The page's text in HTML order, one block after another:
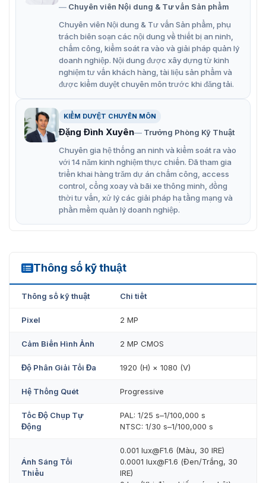
Chuyên viên Nội dung & Tư vấn Sản phẩm
Chuyên viên Nội dung & Tư vấn Sản phẩm, phụ
trách biên soạn các nội dung về thiết bị an ninh,
chấm công, kiểm soát ra vào và giải pháp quản lý
doanh nghiệp. Nội dung được xây dựng từ kinh
nghiệm tư vấn khách hàng, tài liệu sản phẩm và
được kiểm duyệt chuyên môn trước khi đăng tải.
KIỂM DUYỆT CHUYÊN MÔN
Đặng Đình Xuyên
Trưởng Phòng Kỹ Thuật
Chuyên gia hệ thống an ninh và kiểm soát ra vào
với 14 năm kinh nghiệm thực chiến. Đã tham gia
triển khai hàng trăm dự án chấm công, access
control, cổng xoay và bãi xe thông minh, đồng
thời tư vấn, xử lý các giải pháp hạ tầng mạng và
phần mềm quản lý doanh nghiệp.
Thông số kỹ thuật
HAC-ME1239H-A-PV
Thông số kỹ thuật Chi tiết
Pixel 2 MP
Cảm Biến Hình Ảnh 2 MP CMOS
Độ Phân Giải Tối Đa 1920 (H) × 1080 (V)
Hệ Thống Quét Progressive
Tốc Độ Chụp Tự
Động
PAL: 1/25 s–1/100,000 s
NTSC: 1/30 s–1/100,000 s
Ánh Sáng Tối
Thiểu
0.001 lux@F1.6 (Màu, 30 IRE)
0.0001 lux@F1.6 (Đen/Trắng, 30
IRE)